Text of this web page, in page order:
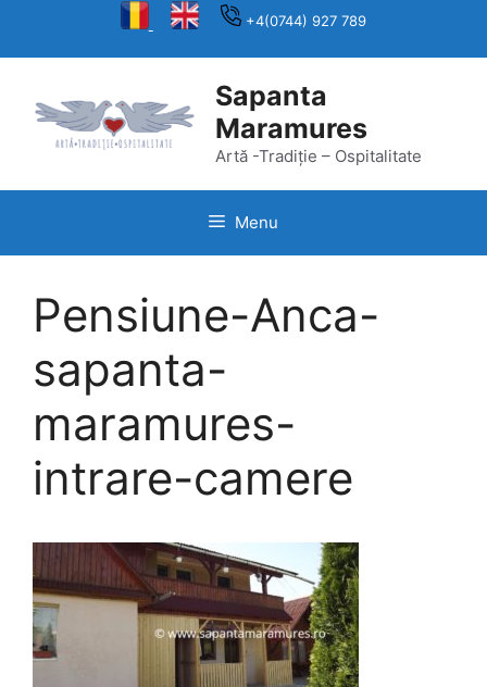
+4(0744) 927 789
Sapanta
Maramures
Artă -Tradiție – Ospitalitate
Menu
Pensiune-Anca-
sapanta-
maramures-
intrare-camere